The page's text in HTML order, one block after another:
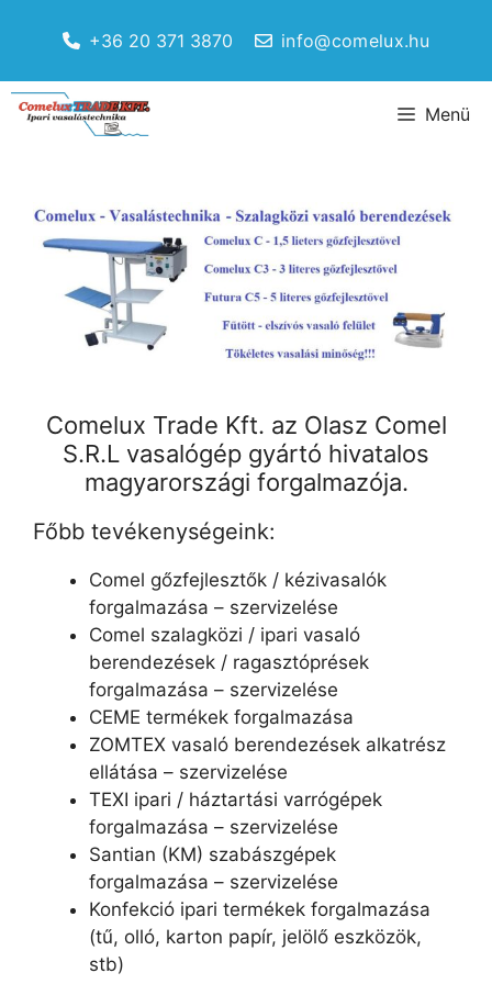
+36 20 371 3870 info@comelux.hu
Menü
Comelux Trade Kft. az Olasz Comel
S.R.L vasalógép gyártó hivatalos
magyarországi forgalmazója.
Főbb tevékenységeink:
Comel gőzfejlesztők / kézivasalók
forgalmazása – szervizelése
Comel szalagközi / ipari vasaló
berendezések / ragasztóprések
forgalmazása – szervizelése
CEME termékek forgalmazása
ZOMTEX vasaló berendezések alkatrész
ellátása – szervizelése
TEXI ipari / háztartási varrógépek
forgalmazása – szervizelése
Santian (KM) szabászgépek
forgalmazása – szervizelése
Konfekció ipari termékek forgalmazása
(tű, olló, karton papír, jelölő eszközök,
stb)